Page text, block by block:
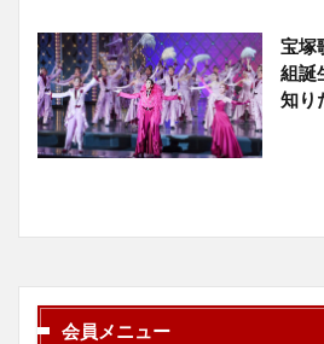
宝塚
組誕
知り
会員メニュー